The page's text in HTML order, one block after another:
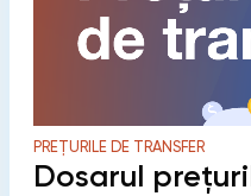
PREȚURILE DE TRANSFER
Dosarul